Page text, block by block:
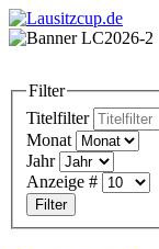
Filter
Titelfilter
Monat
Jahr
Anzeige #
Filter